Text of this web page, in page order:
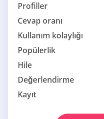
Profiller
Cevap oranı
Kullanım kolaylığı
Popülerlik
Hile
Değerlendirme
Kayıt